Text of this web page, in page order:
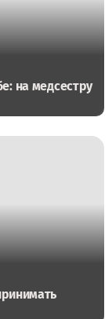
на медсестру